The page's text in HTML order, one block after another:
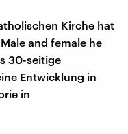
Kirche hat
and female he
30-seitige
Entwicklung in
in